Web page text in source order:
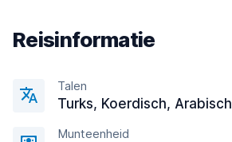
Reisinformatie
Talen
Turks, Koerdisch, Arabisch
Munteenheid